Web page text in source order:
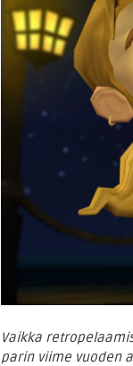
Vaikka
parin viime vuoden